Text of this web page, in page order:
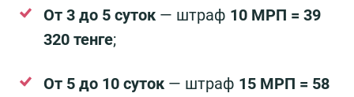
От 3 до 5 суток — штраф 10 МРП = 39
320 тенге;
От 5 до 10 суток — штраф 15 МРП = 58